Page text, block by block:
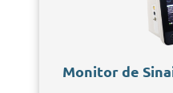
Monitor de